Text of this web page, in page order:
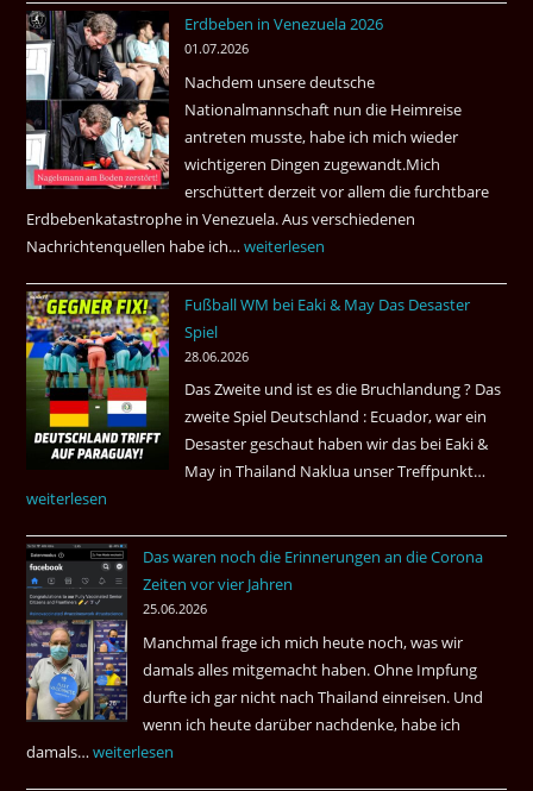
Juli
2026
Thai
Airways
nonstop
nach
Amsterdam.
Erdbeben in Venezuela 2026
01.07.2026
Nachdem unsere deutsche
Nationalmannschaft nun die Heimreise
antreten musste, habe ich mich wieder
wichtigeren Dingen zugewandt.Mich
erschüttert derzeit vor allem die furchtbare
Erdbebenkatastrophe in Venezuela. Aus verschiedenen
Nachrichtenquellen habe ich…Erdbeben
Venezuela
weiterlesen
Fußball WM bei Eaki & May Das Desaster
Spiel
28.06.2026
Das Zweite und ist es die Bruchlandung ? Das
zweite Spiel Deutschland : Ecuador, war ein
Desaster geschaut haben wir das bei Eaki &
May in Thailand Naklua unser Treffpunkt…
bei
weiterlesen
Das waren noch die Erinnerungen an die Corona
Zeiten vor vier Jahren
25.06.2026
Manchmal frage ich mich heute noch, was wir
damals alles mitgemacht haben. Ohne Impfung
durfte ich gar nicht nach Thailand einreisen. Und
wenn ich heute darüber nachdenke, habe ich
damals…Das
weiterlesen